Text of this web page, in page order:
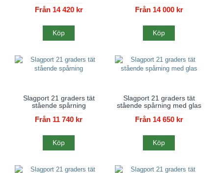
Från 14 420 kr
Köp
Från 14 000 kr
Köp
Slagport 21 graders tät
stående spårning
Från 11 740 kr
Köp
Slagport 21 graders tät
stående spårning med glas
Från 14 650 kr
Köp